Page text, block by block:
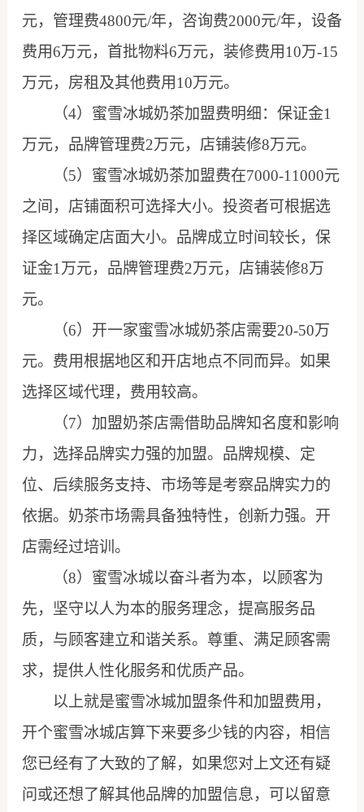
元，管理费4800元/年，咨询费2000元/年，设备
费用6万元，首批物料6万元，装修费用10万-15
万元，房租及其他费用10万元。
（4）蜜雪冰城奶茶加盟费明细：保证金1
万元，品牌管理费2万元，店铺装修8万元。
（5）蜜雪冰城奶茶加盟费在7000-11000元
之间，店铺面积可选择大小。投资者可根据选
择区域确定店面大小。品牌成立时间较长，保
证金1万元，品牌管理费2万元，店铺装修8万
元。
（6）开一家蜜雪冰城奶茶店需要20-50万
元。费用根据地区和开店地点不同而异。如果
选择区域代理，费用较高。
（7）加盟奶茶店需借助品牌知名度和影响
力，选择品牌实力强的加盟。品牌规模、定
位、后续服务支持、市场等是考察品牌实力的
依据。奶茶市场需具备独特性，创新力强。开
店需经过培训。
（8）蜜雪冰城以奋斗者为本，以顾客为
先，坚守以人为本的服务理念，提高服务品
质，与顾客建立和谐关系。尊重、满足顾客需
求，提供人性化服务和优质产品。
以上就是蜜雪冰城加盟条件和加盟费用，
开个蜜雪冰城店算下来要多少钱的内容，相信
您已经有了大致的了解，如果您对上文还有疑
问或还想了解其他品牌的加盟信息，可以留意